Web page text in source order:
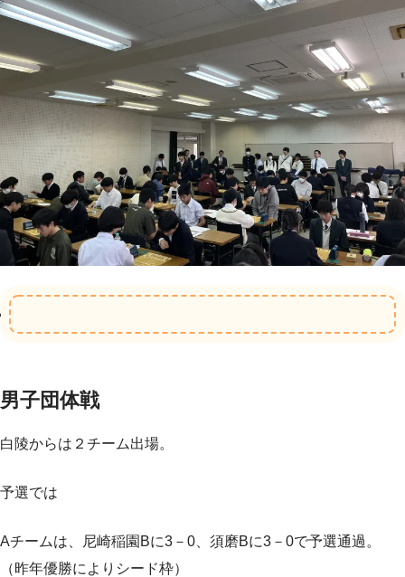
男子団体戦
白陵からは２チーム出場。
予選では
Aチームは、尼崎稲園Bに3－0、須磨Bに3－0で予選通過。
（昨年優勝によりシード枠）